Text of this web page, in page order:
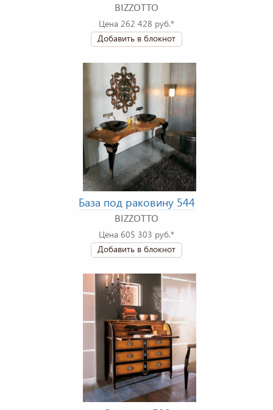
BIZZOTTO
Цена 262 428 руб.*
Добавить в блокнот
База под раковину 544
BIZZOTTO
Цена 605 303 руб.*
Добавить в блокнот